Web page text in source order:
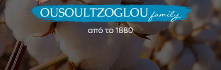
Ελληνικά